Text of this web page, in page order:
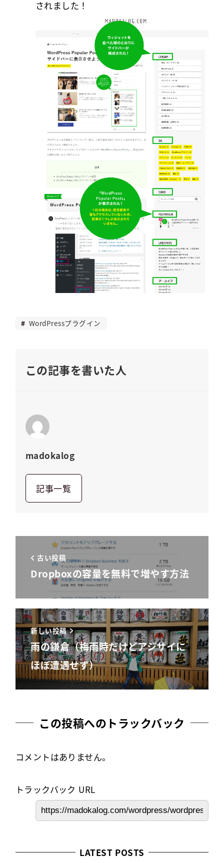
されました！
WordPressプラグイン
この記事を書いた人
madokalog
記事一覧
古い投稿
Dropboxの容量を無料で増やす方法
新しい投稿
雨の鎌倉（梅雨時だけどアジサイに
ほぼ遭遇せず）
この投稿へのトラックバック
コメントはありません。
トラックバック URL
LATEST POSTS